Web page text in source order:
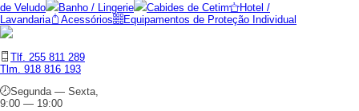
de Veludo
Banho / Lingerie Cabides de Cetim
Hotel /
Lavandaria
Acessórios Equipamentos de Proteção Individual
Tlf. 255 811 289
Tlm. 918 816 193
Segunda — Sexta,
9:00 — 19:00